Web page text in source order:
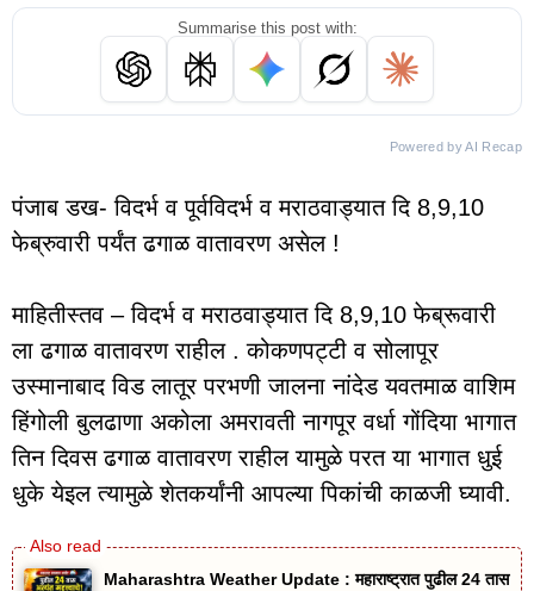
Summarise this post with:
Powered by AI Recap
पंजाब डख- विदर्भ व पूर्वविदर्भ व मराठवाड्यात दि 8,9,10
फेब्रुवारी पर्यंत ढगाळ वातावरण असेल !
माहितीस्तव – विदर्भ व मराठवाड्यात दि 8,9,10 फेब्रूवारी
ला ढगाळ वातावरण राहील . कोकणपट्टी व सोलापूर
उस्मानाबाद विड लातूर परभणी जालना नांदेड यवतमाळ वाशिम
हिंगोली बुलढाणा अकोला अमरावती नागपूर वर्धा गोंदिया भागात
तिन दिवस ढगाळ वातावरण राहील यामुळे परत या भागात धुई
धुके येइल त्यामुळे शेतकर्यांनी आपल्या पिकांची काळजी घ्यावी.
Maharashtra Weather Update : महाराष्ट्रात पुढील 24 तास